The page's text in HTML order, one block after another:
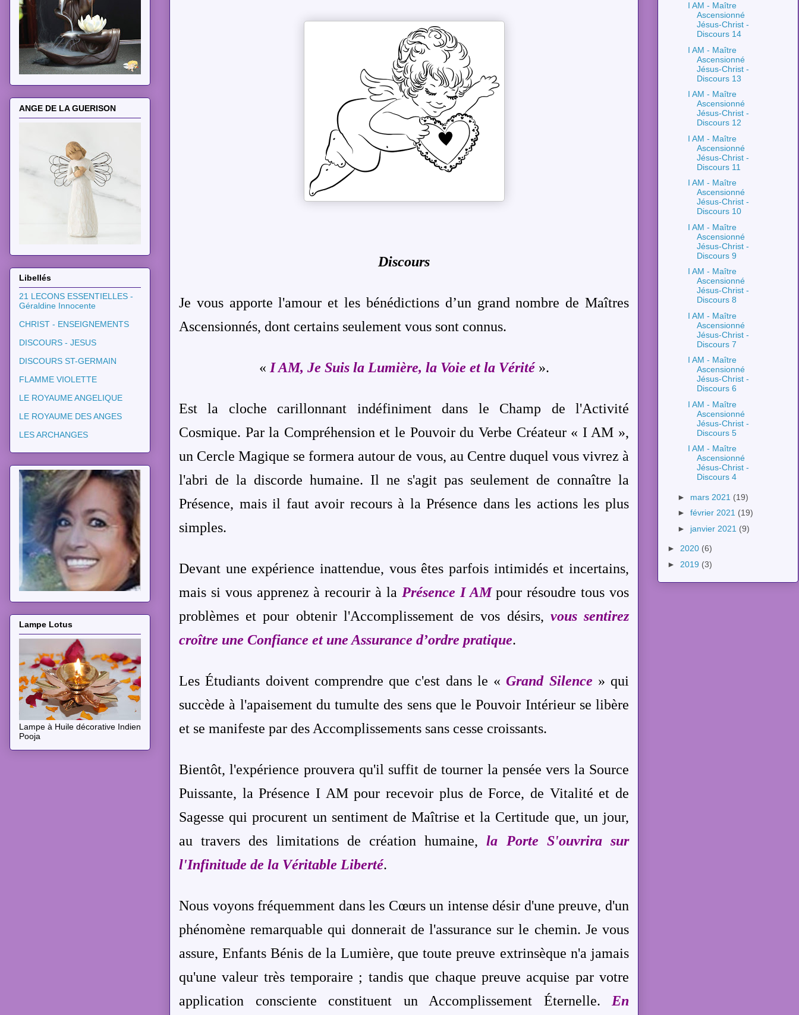
Discours
Je vous apporte l'amour et les bénédictions d’un grand nombre de Maîtres
Ascensionnés, dont certains seulement vous sont connus.
« I AM, Je Suis la Lumière, la Voie et la Vérité ».
Est la cloche carillonnant indéfiniment dans le Champ de l'Activité
Cosmique. Par la Compréhension et le Pouvoir du Verbe Créateur « I AM »,
un Cercle Magique se formera autour de vous, au Centre duquel vous vivrez à
l'abri de la discorde humaine. Il ne s'agit pas seulement de connaître la
Présence, mais il faut avoir recours à la Présence dans les actions les plus
simples.
Devant une expérience inattendue, vous êtes parfois intimidés et incertains,
mais si vous apprenez à recourir à la Présence I AMpour résoudre tous vos
problèmes et pour obtenir l'Accomplissement de vos désirs, vous sentirez
croître une Confiance et une Assurance d’ordre pratique.
Les Étudiants doivent comprendre que c'est dans le «Grand Silence » qui
succède à l'apaisement du tumulte des sens que le Pouvoir Intérieur se libère
et se manifeste par des Accomplissements sans cesse croissants.
Bientôt, l'expérience prouvera qu'il suffit de tourner la pensée vers la Source
Puissante, la Présence I AM pour recevoir plus de Force, de Vitalité et de
Sagesse qui procurent un sentiment de Maîtrise et la Certitude que, un jour,
au travers des limitations de création humaine,la Porte S'ouvrira sur
l'Infinitude de la Véritable Liberté.
Nous voyons fréquemment dans les Cœurs un intense désir d'une preuve, d'un
phénomène remarquable qui donnerait de l'assurance sur le chemin. Je vous
assure, Enfants Bénis de la Lumière, que toute preuve extrinsèque n'a jamais
qu'une valeur très temporaire ; tandis que chaque preuve acquise par votre
application consciente constituent un Accomplissement Éternelle. En
ANGE DE LA GUERISON
Libellés
21 LECONS ESSENTIELLES -
Géraldine Innocente
CHRIST - ENSEIGNEMENTS
DISCOURS - JESUS
DISCOURS ST-GERMAIN
FLAMME VIOLETTE
LE ROYAUME ANGELIQUE
LE ROYAUME DES ANGES
LES ARCHANGES
Lampe Lotus
Lampe à Huile décorative Indien
Pooja
I AM - Maître
Ascensionné
Jésus-Christ -
Discours 14
I AM - Maître
Ascensionné
Jésus-Christ -
Discours 13
I AM - Maître
Ascensionné
Jésus-Christ -
Discours 12
I AM - Maître
Ascensionné
Jésus-Christ -
Discours 11
I AM - Maître
Ascensionné
Jésus-Christ -
Discours 10
I AM - Maître
Ascensionné
Jésus-Christ -
Discours 9
I AM - Maître
Ascensionné
Jésus-Christ -
Discours 8
I AM - Maître
Ascensionné
Jésus-Christ -
Discours 7
I AM - Maître
Ascensionné
Jésus-Christ -
Discours 6
I AM - Maître
Ascensionné
Jésus-Christ -
Discours 5
I AM - Maître
Ascensionné
Jésus-Christ -
Discours 4
► mars 2021 (19)
► février 2021 (19)
► janvier 2021 (9)
► 2020 (6)
► 2019 (3)